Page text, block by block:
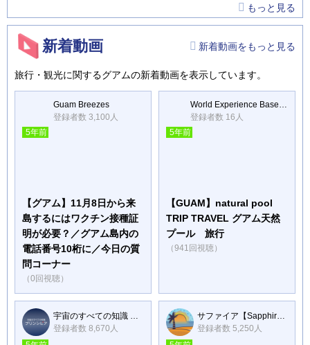
もっと見る
新着動画 新着動画をもっと見る
旅行・観光に関するグアムの新着動画を表示しています。
Guam Breezes
登録者数 3,100人
5年前
【グアム】11月8日から来
島するにはワクチン接種証
明が必要？／グアム島内の
電話番号10桁に／今日の質
問コーナー
（0回視聴）
World Experience Based in JAPAN
登録者数 16人
5年前
【GUAM】natural pool
TRIP TRAVEL グアム天然
プール 旅行
（941回視聴）
宇宙のすべての知識 プリンシピア
登録者数 8,670人
サファイア【Sapphire】
登録者数 5,250人